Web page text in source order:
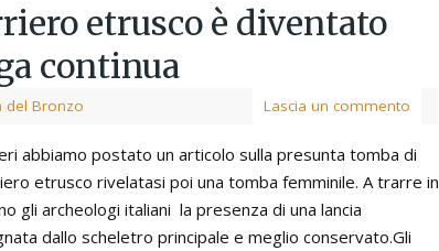
etrusco è diventato
continua
del Bronzo Lascia un commento
abbiamo postato un articolo sulla presunta tomba di
etrusco rivelatasi poi una tomba femminile. A trarre in
gli archeologi italiani la presenza di una lancia
dallo scheletro principale e meglio conservato.Gli